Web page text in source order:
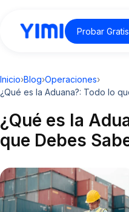
Probar Gratis
Inicio›Blog›Operaciones›
¿Qué es la Aduana?: Todo lo
¿Qué es la
que Debes